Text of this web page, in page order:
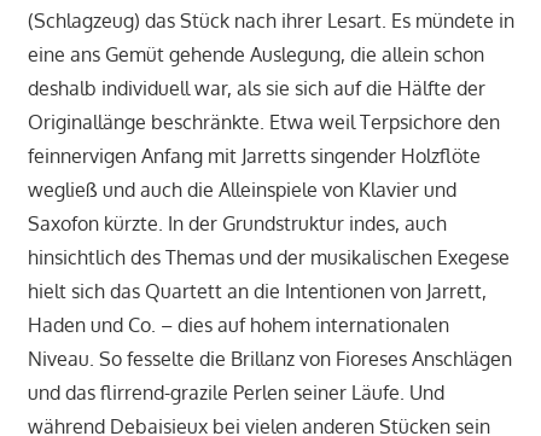
(Schlagzeug) das Stück nach ihrer Lesart. Es mündete in
eine ans Gemüt gehende Auslegung, die allein schon
deshalb individuell war, als sie sich auf die Hälfte der
Originallänge beschränkte. Etwa weil Terpsichore den
feinnervigen Anfang mit Jarretts singender Holzflöte
wegließ und auch die Alleinspiele von Klavier und
Saxofon kürzte. In der Grundstruktur indes, auch
hinsichtlich des Themas und der musikalischen Exegese
hielt sich das Quartett an die Intentionen von Jarrett,
Haden und Co. – dies auf hohem internationalen
Niveau. So fesselte die Brillanz von Fioreses Anschlägen
und das flirrend-grazile Perlen seiner Läufe. Und
während Debaisieux bei vielen anderen Stücken sein